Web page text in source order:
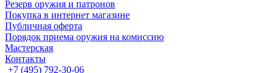
Резерв оружия и патронов
Покупка в интернет магазине
Публичная оферта
Порядок приема оружия на комиссию
Мастерская
Контакты
+7 (495) 792-30-06